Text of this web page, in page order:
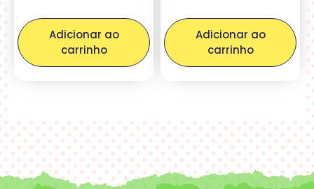
Adicionar ao
carrinho
Adicionar ao
carrinho